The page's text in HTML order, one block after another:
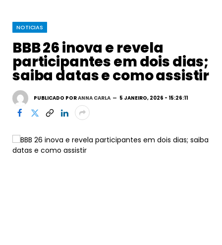
NOTICIAS
BBB 26 inova e revela
participantes em dois dias;
saiba datas e como assistir
PUBLICADO PORANNA CARLA 5 JANEIRO, 2026 - 15:26:11